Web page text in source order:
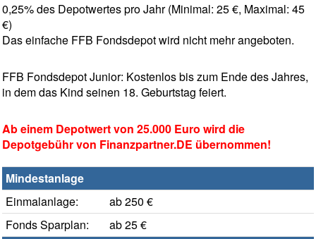
0,25% des Depotwertes pro Jahr (Minimal: 25 €, Maximal: 45
€)
Das einfache FFB Fondsdepot wird nicht mehr angeboten.
FFB Fondsdepot Junior: Kostenlos bis zum Ende des Jahres,
in dem das Kind seinen 18. Geburtstag feiert.
Ab einem Depotwert von 25.000 Euro wird die
Depotgebühr von Finanzpartner.DE übernommen!
Mindestanlage
Einmalanlage:
ab 250 €
Fonds Sparplan:
ab 25 €